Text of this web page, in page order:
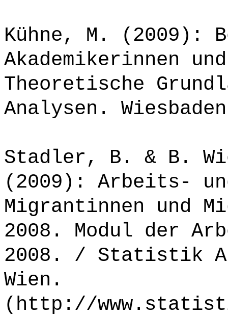
Kühne, M. (2009):
Akademikerinnen
Theoretische
Analysen.
Stadler, B. & B.
(2009): Arbeits-
Migrantinnen und
2008. Modul der
2008. / Statistik
Wien.
(http://